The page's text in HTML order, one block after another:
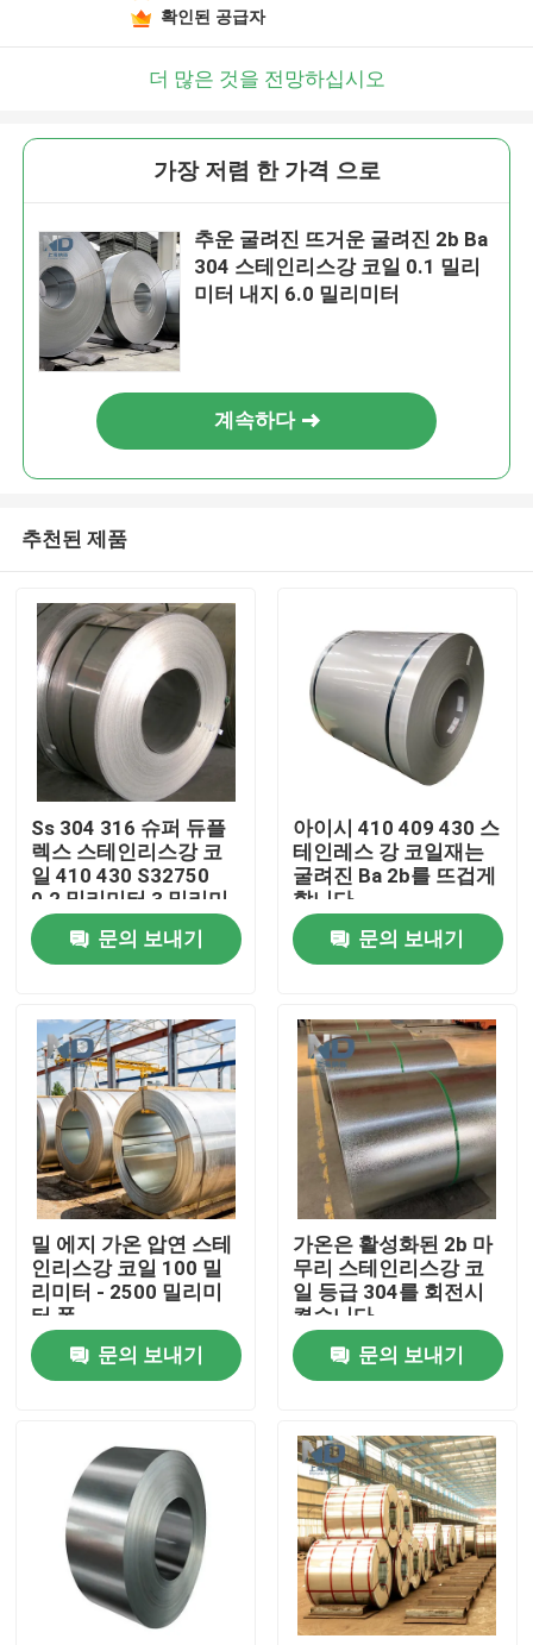
집
제품
우리에 대하여
공장 여행
품질 관리
연락주세요
뜨거운 압연 스테인리스강 코일
추운 압연 스테인리스강 코일
연마 스테인리스 스틸 코일
확인된 공급자
더 많은 것을 전망하십시오
가장 저렴 한 가격 으로
추운 굴려진 뜨거운 굴려진 2b Ba
304 스테인리스강 코일 0.1 밀리
미터 내지 6.0 밀리미터
계속하다
추천된 제품
Ss 304 316 슈퍼 듀플
렉스 스테인리스강 코
일 410 430 S32750
0.2 밀리미터 3 밀리미
터
문의 보내기
아이시 410 409 430 스
테인레스 강 코일재는
굴려진 Ba 2b를 뜨겁게
합니다
문의 보내기
밀 에지 가온 압연 스테
인리스강 코일 100 밀
리미터 - 2500 밀리미
터 폭
문의 보내기
가온은 활성화된 2b 마
무리 스테인리스강 코
일 등급 304를 회전시
켰습니다
문의 보내기